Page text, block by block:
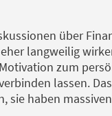
über
langweilig
zum
lassen.
sie haben